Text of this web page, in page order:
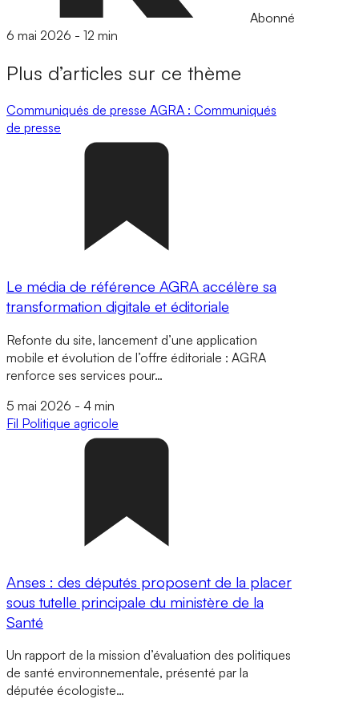
Abonné
6 mai 2026 - 12 min
Plus d’articles sur ce thème
Communiqués de presse AGRA : Communiqués
de presse
Le média de référence AGRA accélère sa
transformation digitale et éditoriale
Refonte du site, lancement d’une application
mobile et évolution de l’offre éditoriale : AGRA
renforce ses services pour…
5 mai 2026 - 4 min
Fil Politique agricole
Anses : des députés proposent de la placer
sous tutelle principale du ministère de la
Santé
Un rapport de la mission d’évaluation des politiques
de santé environnementale, présenté par la
députée écologiste…